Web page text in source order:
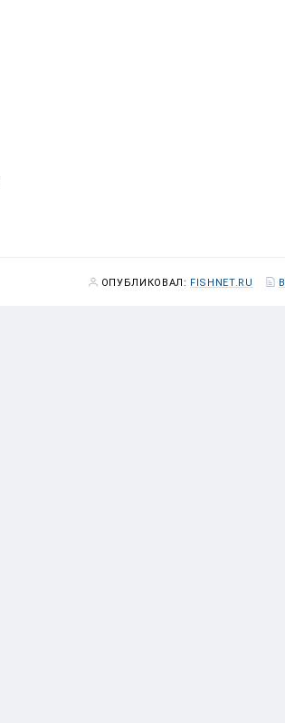
ОПУБЛИКОВАЛ: FISHNET.RU